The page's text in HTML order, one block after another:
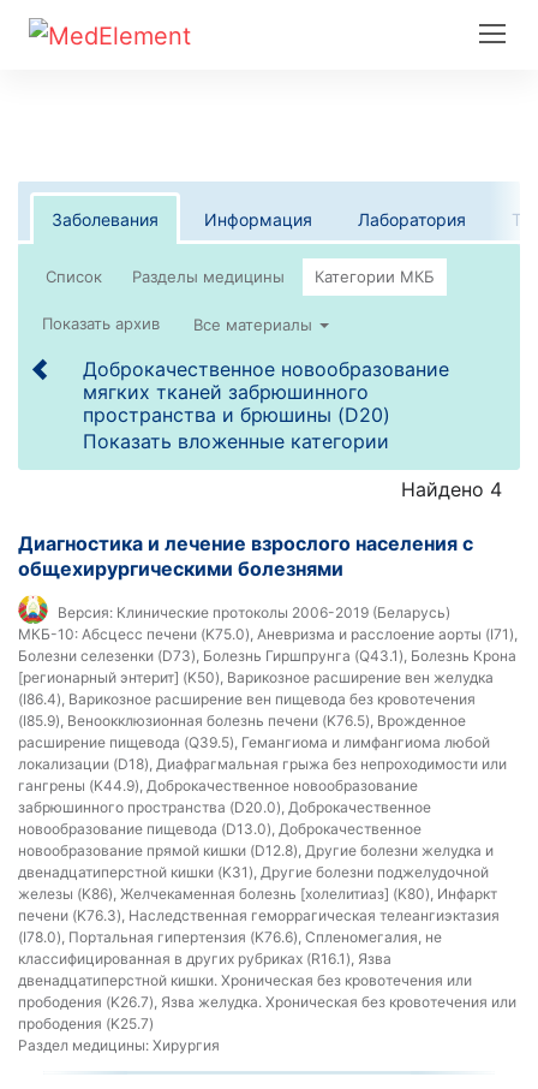
Заболевания Информация Лаборатория
Список
Все материалы
Доброкачественное новообразование
мягких тканей забрюшинного
пространства и брюшины (D20)
Показать вложенные категории
Найдено 4
Диагностика и лечение взрослого населения с
общехирургическими болезнями
Версия: Клинические протоколы 2006-2019 (Беларусь)
МКБ-10: Абсцесс печени (K75.0), Аневризма и расслоение аорты (I71),
Болезни селезенки (D73), Болезнь Гиршпрунга (Q43.1), Болезнь Крона
[регионарный энтерит] (K50), Варикозное расширение вен желудка
(I86.4), Варикозное расширение вен пищевода без кровотечения
(I85.9), Веноокклюзионная болезнь печени (K76.5), Врожденное
расширение пищевода (Q39.5), Гемангиома и лимфангиома любой
локализации (D18), Диафрагмальная грыжа без непроходимости или
гангрены (K44.9), Доброкачественное новообразование
забрюшинного пространства (D20.0), Доброкачественное
новообразование пищевода (D13.0), Доброкачественное
новообразование прямой кишки (D12.8), Другие болезни желудка и
двенадцатиперстной кишки (K31), Другие болезни поджелудочной
железы (K86), Желчекаменная болезнь [холелитиаз] (K80), Инфаркт
печени (K76.3), Наследственная геморрагическая телеангиэктазия
(I78.0), Портальная гипертензия (K76.6), Спленомегалия, не
классифицированная в других рубриках (R16.1), Язва
двенадцатиперстной кишки. Хроническая без кровотечения или
прободения (K26.7), Язва желудка. Хроническая без кровотечения или
прободения (K25.7)
Раздел медицины: Хирургия